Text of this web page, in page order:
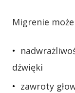
Migrenie
dźwięki
zawroty